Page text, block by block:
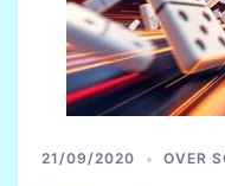
21/09/2020 OVER